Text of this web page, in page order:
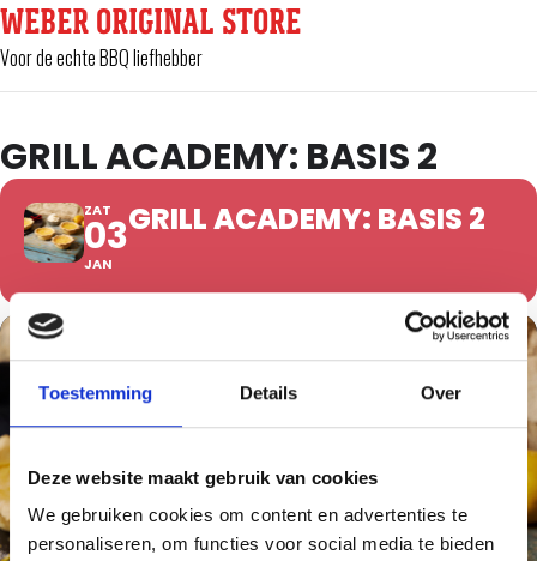
Toestemming Details Over
Deze website maakt gebruik van cookies
We gebruiken cookies om content en advertenties te
personaliseren, om functies voor social media te bieden
WEBER ORIGINAL STORE
Voor de echte BBQ liefhebber
GRILL ACADEMY: BASIS 2
ZAT
03
JAN
GRILL ACADEMY: BASIS 2